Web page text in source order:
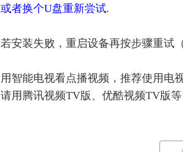
或者换个U盘重新尝试.
若安装失败，重启设备再按步骤重试
用智能电视看点播视频，推荐使用电
请用腾讯视频TV版、优酷视频TV版